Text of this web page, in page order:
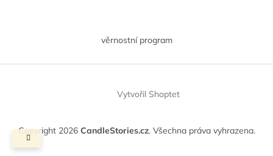
věrnostní program
Vytvořil Shoptet
Copyright 2026 CandleStories.cz. Všechna práva vyhrazena.